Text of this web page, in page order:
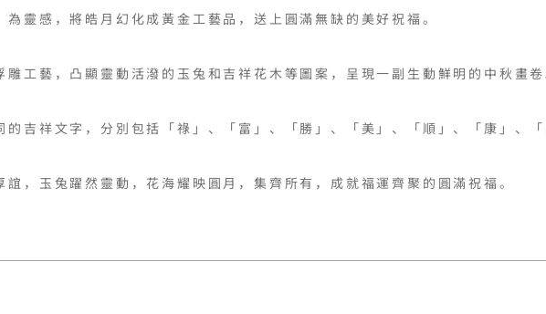
靈感，將皓月幻化成黃金工藝品，送上圓滿無缺的美好祝福。
雕工藝，凸顯靈動活潑的玉兔和吉祥花木等圖案，呈現一副生動鮮明的中秋畫
的吉祥文字，分別包括「祿」、「富」、「勝」、「美」、「順」、「康」、
，玉兔躍然靈動，花海耀映圓月，集齊所有，成就福運齊聚的圓滿祝福。